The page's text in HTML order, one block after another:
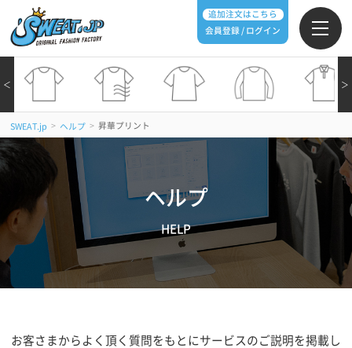
追加注文はこちら
会員登録 / ログイン
＞
＜
SWEAT.jp > ヘルプ > 昇華プリント
ヘルプ
HELP
お客さまからよく頂く質問をもとにサービスのご説明を掲載し